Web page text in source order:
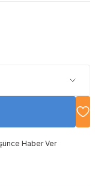
Haber Ver